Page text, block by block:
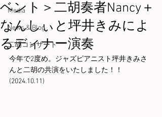
Media
News & Blog
二胡コンサート
ベント＞二胡奏者Nancy＋
なんしぃと坪井きみによ
るディナー演奏
今年で2度め。ジャズピアニスト坪井きみさ
んと二胡の共演をいたしました！！
(2024.10.11)